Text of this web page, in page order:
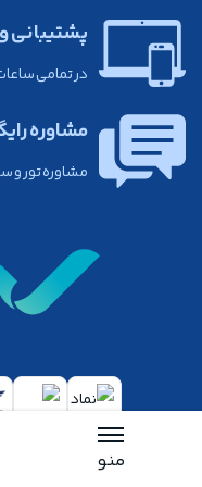
منو
در تمامی
مشاوره
مشاوره تور و